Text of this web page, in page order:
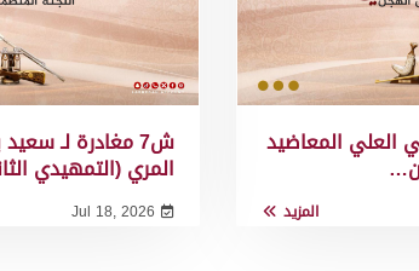
العلي المعاضيد
المزيد
ش7 مغادرة لـ
المري (التمهيدي
Jul 18, 2026